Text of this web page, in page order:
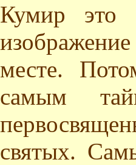
Кумир это
месте.
самым
святых.